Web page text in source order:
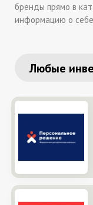
бренды прямо в
информацию о
Любые